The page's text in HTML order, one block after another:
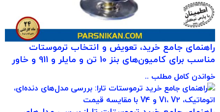
راهنمای جامع خرید، تعویض و انتخاب ترموستات
مناسب برای کامیون‌های بنز 10 تن و مایلر و 911 و خاور
خواندن کامل مطلب ..